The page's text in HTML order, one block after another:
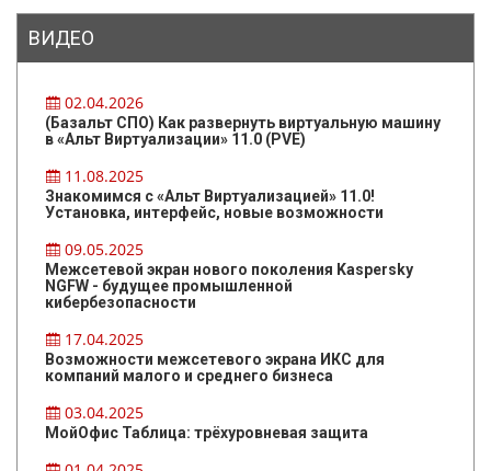
ВИДЕО
02.04.2026
(Базальт СПО) Как развернуть виртуальную машину
в «Альт Виртуализации» 11.0 (PVE)
11.08.2025
Знакомимся с «Альт Виртуализацией» 11.0!
Установка, интерфейс, новые возможности
09.05.2025
Межсетевой экран нового поколения Kaspersky
NGFW - будущее промышленной
кибербезопасности
17.04.2025
Возможности межсетевого экрана ИКС для
компаний малого и среднего бизнеса
03.04.2025
МойОфис Таблица: трёхуровневая защита